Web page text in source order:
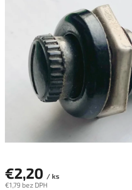
hviezdičiek.
€2,20 / ks
€1,79 bez DPH